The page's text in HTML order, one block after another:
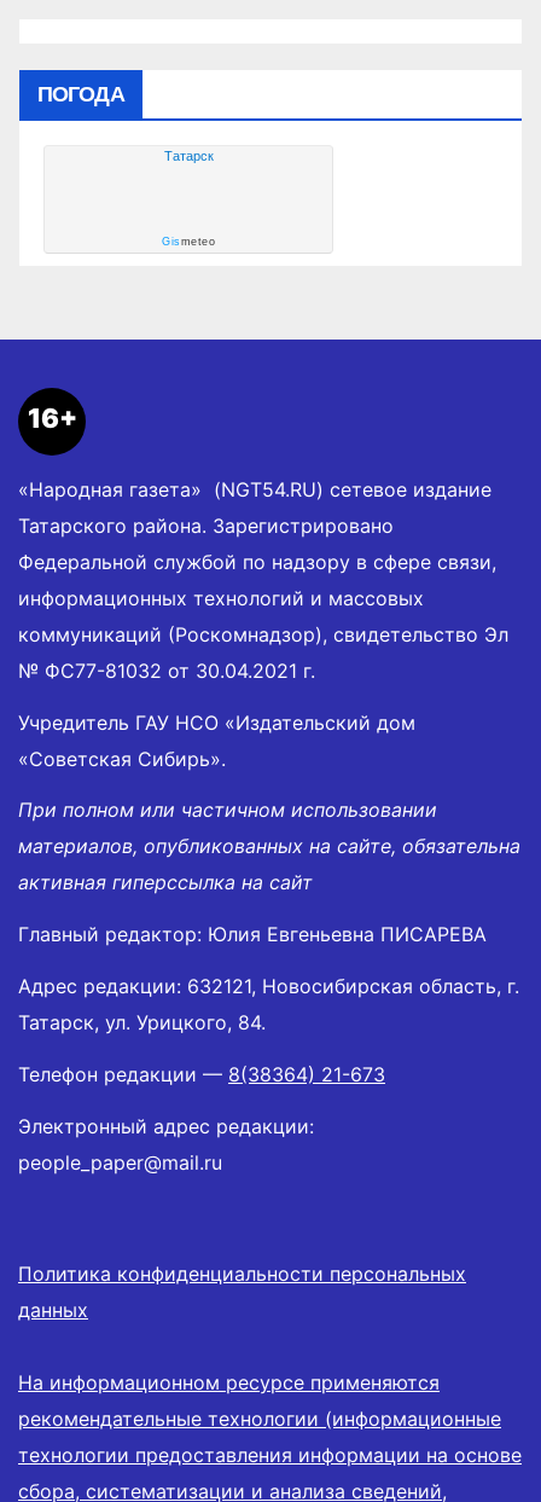
ПОГОДА
Татарск
Gismeteo
16+
«Народная газета» (NGT54.RU) сетевое издание
Татарского района. Зарегистрировано
Федеральной службой по надзору в сфере связи,
информационных технологий и массовых
коммуникаций (Роскомнадзор), свидетельство Эл
№ ФС77-81032 от 30.04.2021 г.
Учредитель ГАУ НСО «Издательский дом
«Советская Сибирь».
При полном или частичном использовании
материалов, опубликованных на сайте, обязательна
активная гиперссылка на сайт
Главный редактор: Юлия Евгеньевна ПИСАРЕВА
Адрес редакции: 632121, Новосибирская область, г.
Татарск, ул. Урицкого, 84.
Телефон редакции — 8(38364) 21-673
Электронный адрес редакции:
people_paper@mail.ru
Политика конфиденциальности персональных
данных
На информационном ресурсе применяются
рекомендательные технологии (информационные
технологии предоставления информации на основе
сбора, систематизации и анализа сведений,